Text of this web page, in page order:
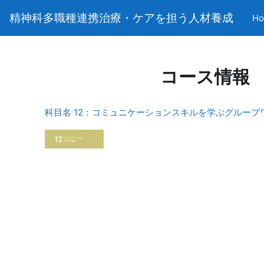
精神科多職種連携治療・ケアを担う人材養成
コース情報
科目名 12：コミュニケーションスキルを学ぶグループ